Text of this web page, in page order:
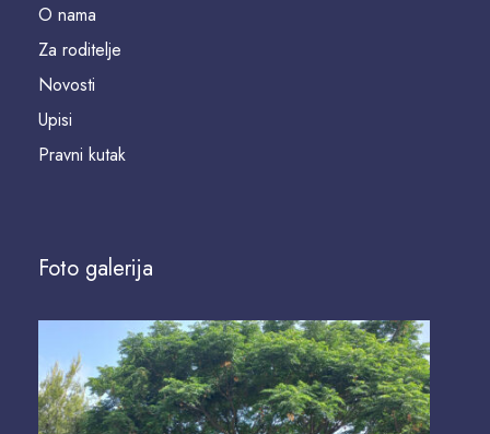
O nama
Za roditelje
Novosti
Upisi
Pravni kutak
Foto galerija